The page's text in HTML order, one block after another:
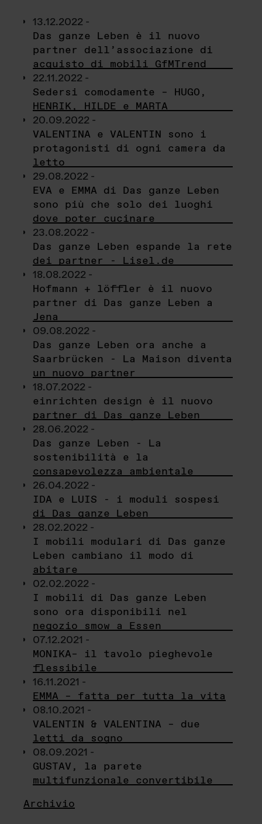
13.12.2022 -
Das ganze Leben è il nuovo
partner dell’associazione di
acquisto di mobili GfMTrend
22.11.2022 -
Sedersi comodamente – HUGO,
HENRIK, HILDE e MARTA
20.09.2022 -
VALENTINA e VALENTIN sono i
protagonisti di ogni camera da
letto
29.08.2022 -
EVA e EMMA di Das ganze Leben
sono più che solo dei luoghi
dove poter cucinare
23.08.2022 -
Das ganze Leben espande la rete
dei partner - Lisel.de
18.08.2022 -
Hofmann + löffler è il nuovo
partner di Das ganze Leben a
Jena
09.08.2022 -
Das ganze Leben ora anche a
Saarbrücken - La Maison diventa
un nuovo partner
18.07.2022 -
einrichten design è il nuovo
partner di Das ganze Leben
28.06.2022 -
Das ganze Leben - La
sostenibilità e la
consapevolezza ambientale
26.04.2022 -
IDA e LUIS - i moduli sospesi
di Das ganze Leben
28.02.2022 -
I mobili modulari di Das ganze
Leben cambiano il modo di
abitare
02.02.2022 -
I mobili di Das ganze Leben
sono ora disponibili nel
negozio smow a Essen
07.12.2021 -
MONIKA– il tavolo pieghevole
flessibile
16.11.2021 -
EMMA – fatta per tutta la vita
08.10.2021 -
VALENTIN & VALENTINA – due
letti da sogno
08.09.2021 -
GUSTAV, la parete
multifunzionale convertibile
Archivio